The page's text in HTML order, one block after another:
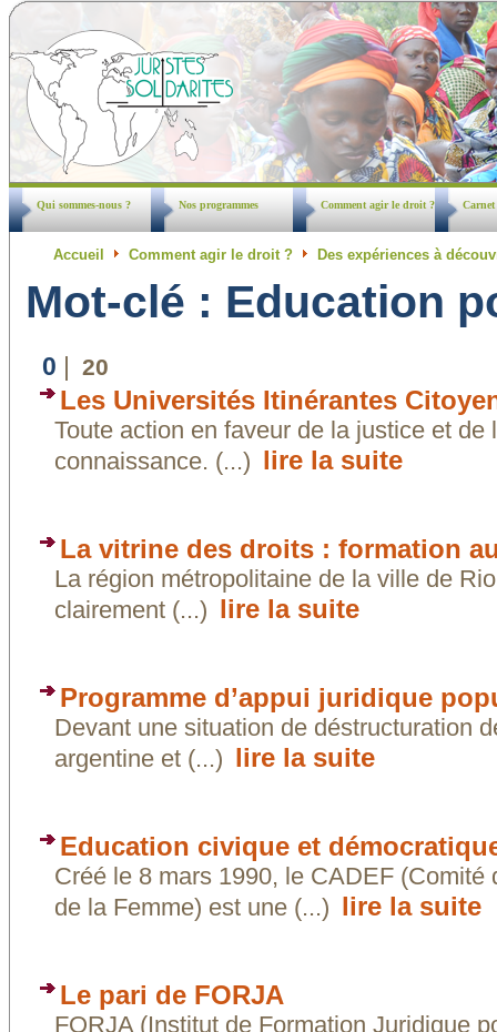
Qui sommes-nous ? Nos programmes Comment agir le droit ? Carnet
Accueil Comment agir le droit ? Des expériences à
Mot-clé : Education
0 | 20
Les Universités Itinérantes
Toute action en faveur de la justice et de
connaissance. (...) lire la suite
La vitrine des droits : formation
La région métropolitaine de la ville de
clairement (...) lire la suite
Programme d’appui juridique
Devant une situation de déstructuration
argentine et (...) lire la suite
Education civique et
Créé le 8 mars 1990, le CADEF (Comité
de la Femme) est une (...) lire la suite
Le pari de FORJA
FORJA (Institut de Formation Juridique